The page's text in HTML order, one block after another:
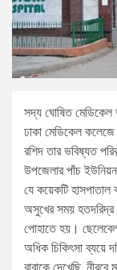
সদ্য ঘোষিত মেডিকেল
ঢাকা মেডিকেল কলেজে
রশিদ তার ভবিষ্যত
উপজেলার পাঁচ
যে কয়েকটি হাসপাতাল
অসুখের সময় হতদরিদ্র
পোহাতে হয়।
অধিক চিকিৎসা ব্যয়ে
বাবাকে দেখেছি,